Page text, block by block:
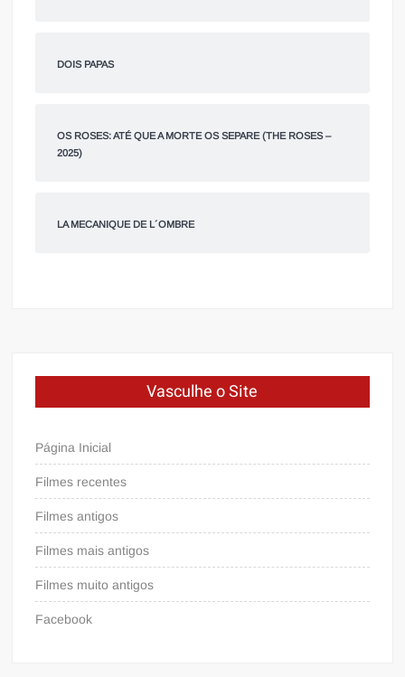
DOIS PAPAS
OS ROSES: ATÉ QUE A MORTE OS SEPARE (THE ROSES –
2025)
LA MECANIQUE DE L´OMBRE
Vasculhe o Site
Página Inicial
Filmes recentes
Filmes antigos
Filmes mais antigos
Filmes muito antigos
Facebook